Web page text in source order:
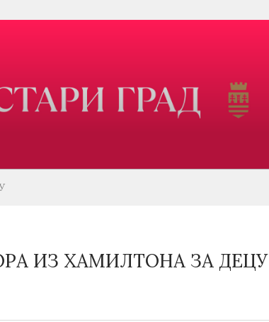
ИЗ ХАМИЛТОНА ЗА ДЕЦУ